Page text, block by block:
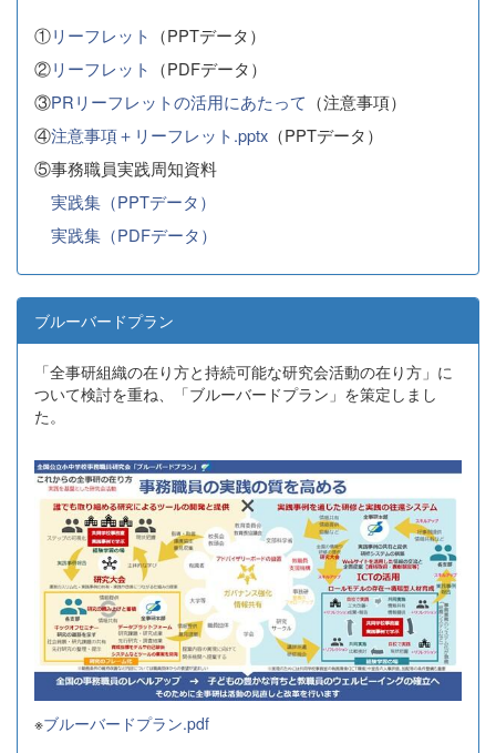
①リーフレット （PPTデータ）
②リーフレット （PDFデータ）
③PRリーフレットの活用にあたって （注意事項）
④注意事項＋リーフレット.pptx （PPTデータ）
⑤事務職員実践周知資料
実践集（PPTデータ）
実践集（PDFデータ）
ブルーバードプラン
「全事研組織の在り方と持続可能な研究会活動の在り方」に
ついて検討を重ね、「ブルーバードプラン」を策定しまし
た。
※ブルーバードプラン.pdf